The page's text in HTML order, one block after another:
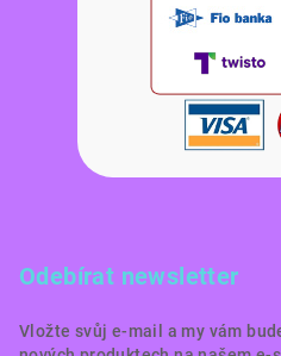
Odebírat newsletter
Vložte svůj e-mail a my vám